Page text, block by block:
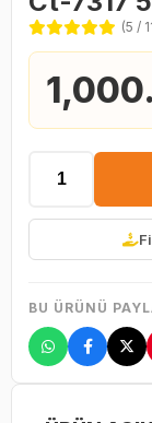
(5 /
BU ÜRÜNÜ